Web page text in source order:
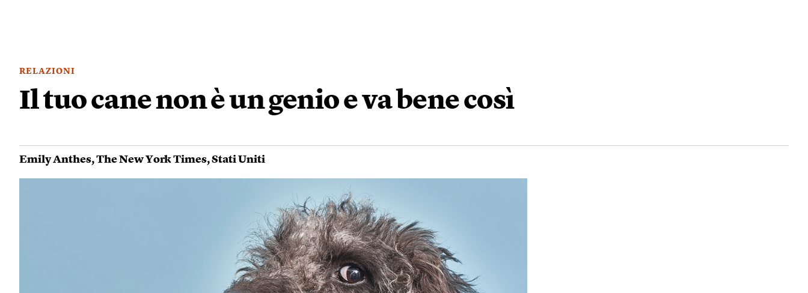
RELAZIONI
Il tuo cane non è un genio e va bene così
Emily Anthes,The New York Times,Stati Uniti